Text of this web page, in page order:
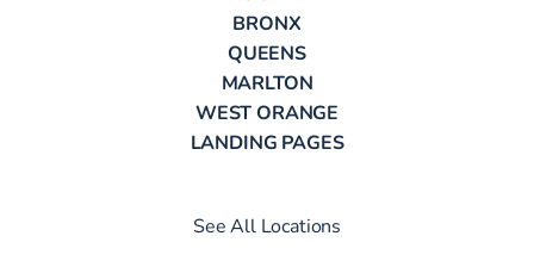
BRONX
QUEENS
MARLTON
WEST ORANGE
LANDING PAGES
See All Locations